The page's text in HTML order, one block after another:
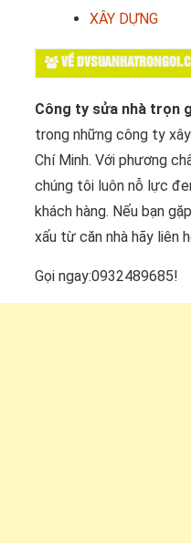
XÂY DỰNG
VỀ
Công ty sửa nhà trọn
trong những công ty
Chí Minh. Với phương
chúng tôi luôn nỗ lực
khách hàng. Nếu bạn
xấu từ căn nhà hãy liên
Gọi ngay:0932489685!